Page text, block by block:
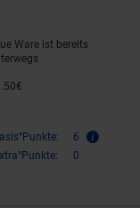
Ware ist bereits
50€
6
0